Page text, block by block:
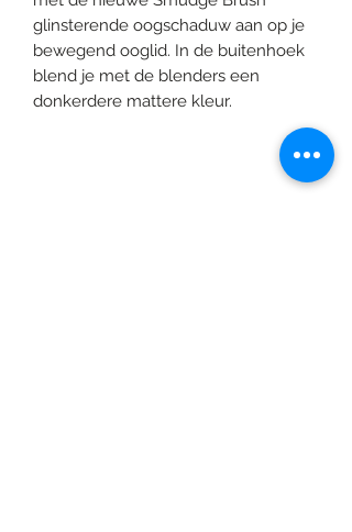
glinsterende oogschaduw aan op je
bewegend ooglid. In de buitenhoek
blend je met de blenders een
donkerdere mattere kleur.